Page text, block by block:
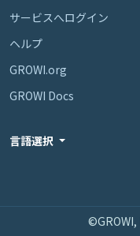
サービスへログイン
ヘルプ
GROWI.org
GROWI Docs
言語選択